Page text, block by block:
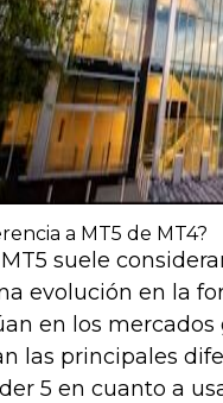
a MT5 de MT4?
suele
evolución en la
en los mercados
las principales
5 en cuanto a